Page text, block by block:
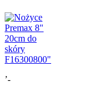
’-